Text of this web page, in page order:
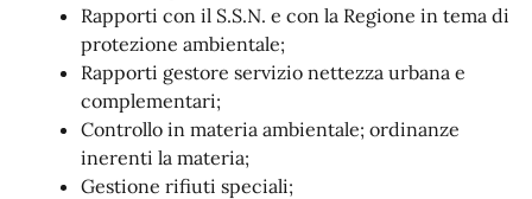
Rapporti con il S.S.N. e con la Regione in tema di
protezione ambientale;
Rapporti gestore servizio nettezza urbana e
complementari;
Controllo in materia ambientale; ordinanze
inerenti la materia;
Gestione rifiuti speciali;